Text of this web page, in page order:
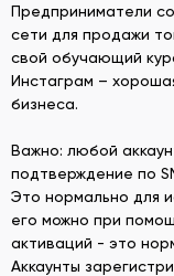
Предприниматели
сети для продажи
свой обучающий
Инстаграм –
бизнеса.
Важно: любой
подтверждение по
Это нормально для
его можно при
активаций - это
Аккаунты